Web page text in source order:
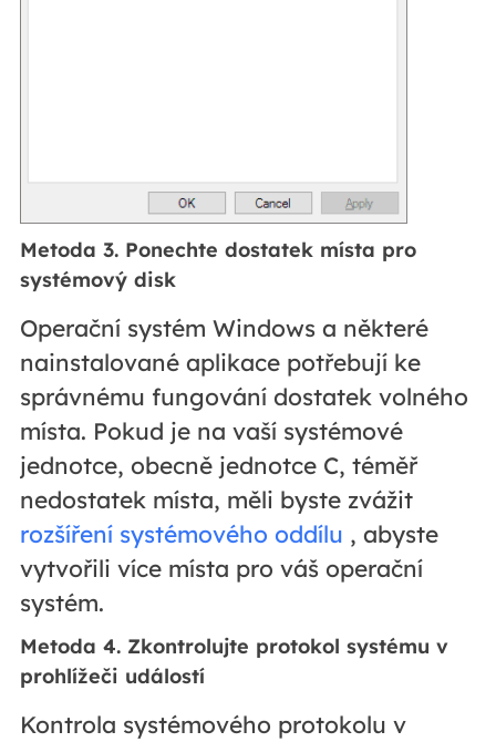
Metoda 3. Ponechte dostatek místa pro
systémový disk
Operační systém Windows a některé
nainstalované aplikace potřebují ke
správnému fungování dostatek volného
místa. Pokud je na vaší systémové
jednotce, obecně jednotce C, téměř
nedostatek místa, měli byste zvážit
rozšíření systémového oddílu , abyste
vytvořili více místa pro váš operační
systém.
Metoda 4. Zkontrolujte protokol systému v
prohlížeči událostí
Kontrola systémového protokolu v